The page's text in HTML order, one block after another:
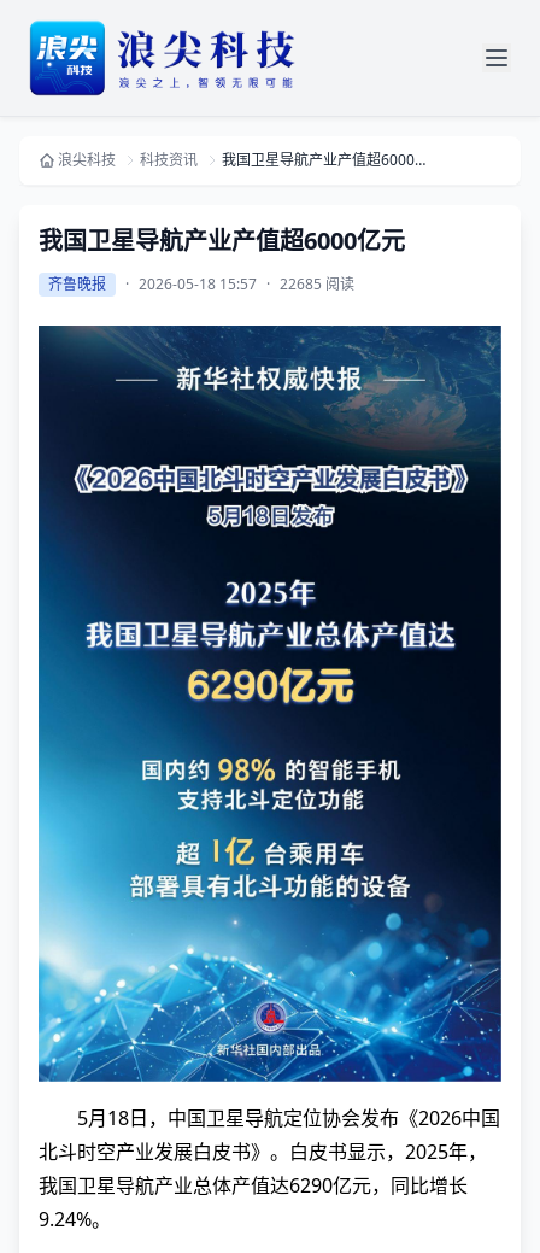
浪尖科技 科技资讯 我国卫星导航产业产值超6000亿元
我国卫星导航产业产值超6000亿元
齐鲁晚报 · 2026-05-18 15:57 · 22685 阅读
5月18日，中国卫星导航定位协会发布《2026中国
北斗时空产业发展白皮书》。白皮书显示，2025年，
我国卫星导航产业总体产值达6290亿元，同比增长
9.24%。